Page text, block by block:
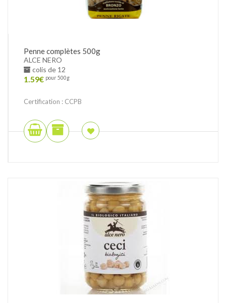
Penne complètes 500g
ALCE NERO
colis de 12
1.59€ pour 500g
Certification : CCPB